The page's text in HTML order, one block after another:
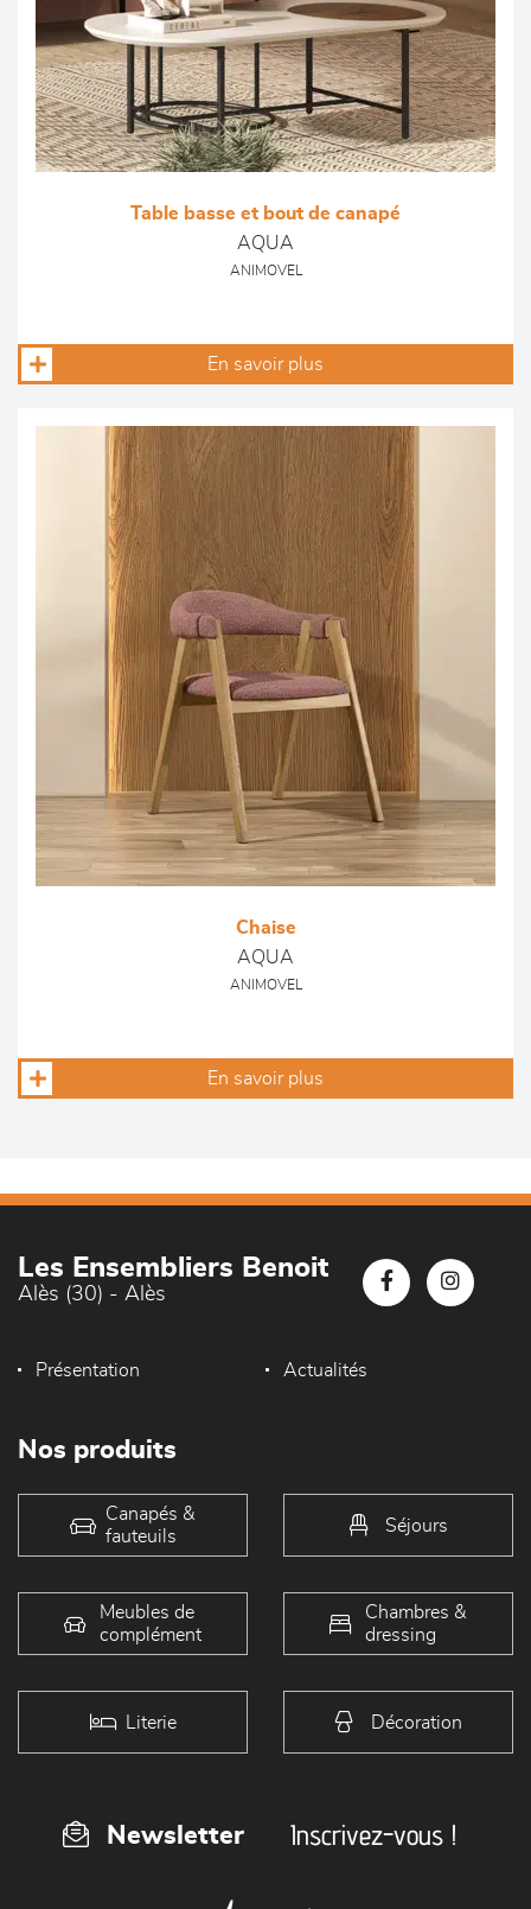
Table basse et bout de canapé
AQUA
ANIMOVEL
En savoir plus
Chaise
AQUA
ANIMOVEL
En savoir plus
Les Ensembliers Benoit
Alès (30) - Alès
Présentation Actualités
Nos produits
Canapés &
fauteuils
Séjours
Meubles de
complément
Chambres &
dressing
Literie Décoration
Newsletter Inscrivez-vous !